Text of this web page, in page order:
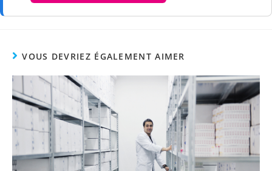
VOUS DEVRIEZ ÉGALEMENT AIMER